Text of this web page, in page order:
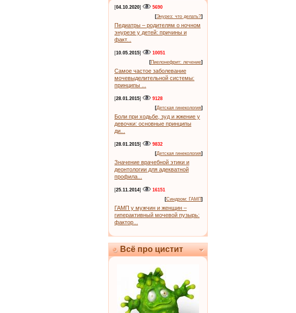
[04.10.2020]
5690
[Энурез: что делать?]
Педиатры – родителям о ночном
энурезе у детей: причины и
факт...
[10.05.2015]
10051
[Пиелонефрит: лечение]
Самое частое заболевание
мочевыделительной системы:
принципы ...
[28.01.2015]
9128
[Детская гинекология]
Боли при ходьбе, зуд и жжение у
девочки: основные принципы
ди...
[28.01.2015]
9832
[Детская гинекология]
Значение врачебной этики и
деонтологии для адекватной
профила...
[25.11.2014]
16151
[Синдром: ГАМП]
ГАМП у мужчин и женщин –
гиперактивный мочевой пузырь:
фактор...
Всё про цистит